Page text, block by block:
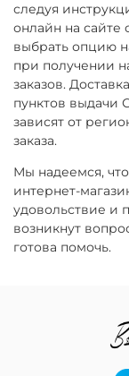
следуя
онлайн на
выбрать опцию
при получении
заказов.
пунктов выдачи
зависят от
заказа.
Мы надеемся,
интернет-
удовольствие и
возникнут
готова помочь.